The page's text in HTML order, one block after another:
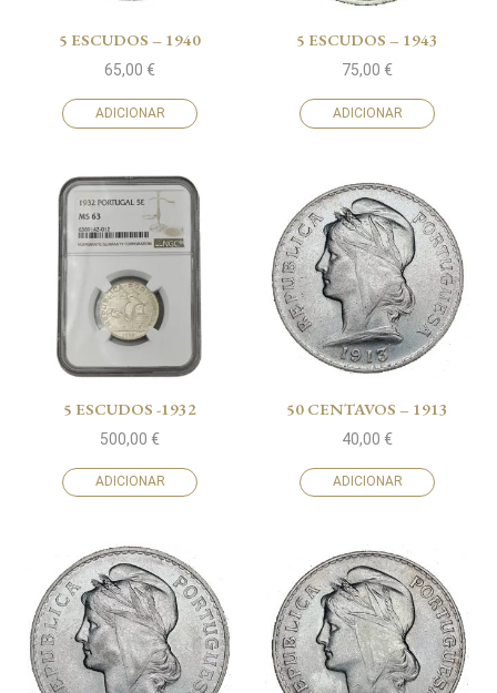
5 ESCUDOS – 1940
65,00 €
ADICIONAR
5 ESCUDOS – 1943
75,00 €
ADICIONAR
5 ESCUDOS -1932
500,00 €
ADICIONAR
50 CENTAVOS – 1913
40,00 €
ADICIONAR